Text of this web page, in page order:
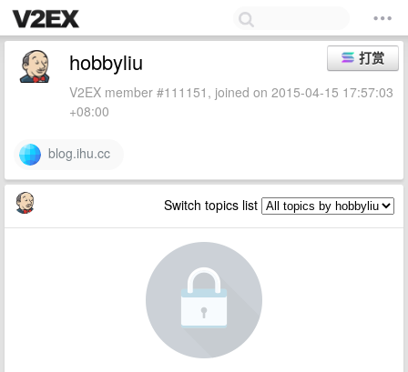
打赏
hobbyliu
V2EX member #111151, joined on 2015-04-15 17:57:03
+08:00
blog.ihu.cc
Switch topics list